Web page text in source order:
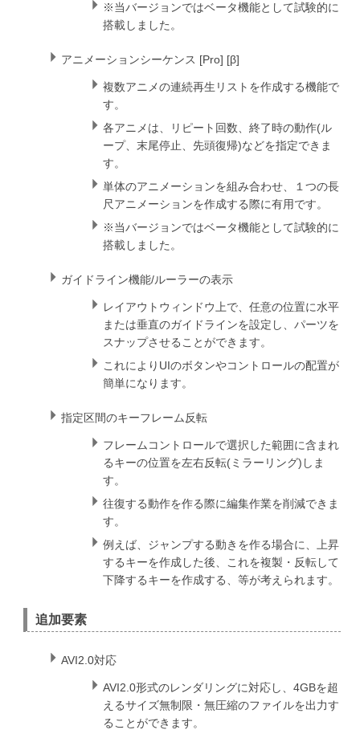
※当バージョンではベータ機能として試験的に
搭載しました。
アニメーションシーケンス [Pro] [β]
複数アニメの連続再生リストを作成する機能で
す。
各アニメは、リピート回数、終了時の動作(ル
ープ、末尾停止、先頭復帰)などを指定できま
す。
単体のアニメーションを組み合わせ、１つの長
尺アニメーションを作成する際に有用です。
※当バージョンではベータ機能として試験的に
搭載しました。
ガイドライン機能/ルーラーの表示
レイアウトウィンドウ上で、任意の位置に水平
または垂直のガイドラインを設定し、パーツを
スナップさせることができます。
これによりUIのボタンやコントロールの配置が
簡単になります。
指定区間のキーフレーム反転
フレームコントロールで選択した範囲に含まれ
るキーの位置を左右反転(ミラーリング)しま
す。
往復する動作を作る際に編集作業を削減できま
す。
例えば、ジャンプする動きを作る場合に、上昇
するキーを作成した後、これを複製・反転して
下降するキーを作成する、等が考えられます。
追加要素
AVI2.0対応
AVI2.0形式のレンダリングに対応し、4GBを超
えるサイズ無制限・無圧縮のファイルを出力す
ることができます。